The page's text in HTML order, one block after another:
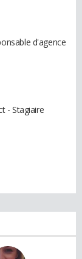
d'agence
- Stagiaire